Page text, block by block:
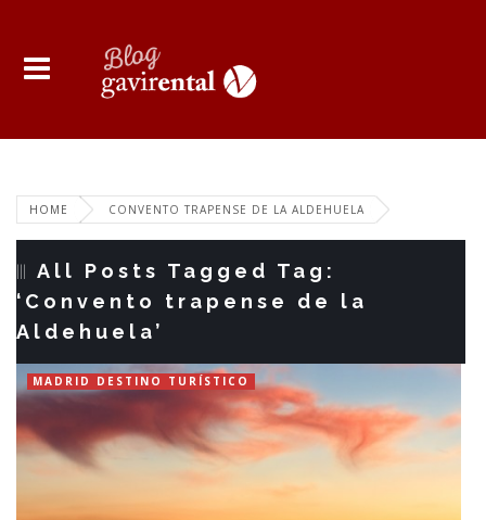
HOME CONVENTO TRAPENSE DE LA ALDEHUELA
All Posts Tagged Tag:
‘Convento trapense de la
Aldehuela’
MADRID DESTINO TURÍSTICO